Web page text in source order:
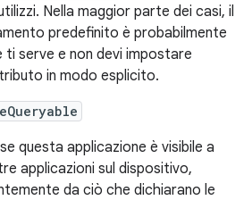
Nella maggior parte dei casi, il
predefinito è probabilmente
ti serve e non devi impostare
in modo esplicito.
questa applicazione è visibile a
applicazioni sul dispositivo,
da ciò che dichiarano le